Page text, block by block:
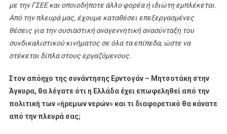
με την ΓΣΕΕ και οποιοδήποτε άλλο φορέα ή ιδιώτη εμπλέκεται.
Από την πλευρά μας, έχουμε καταθέσει επεξεργασμένες
θέσεις για την ουσιαστική αναγεννητική ανασύνταξη του
συνδικαλιστικού κινήματος σε όλα τα επίπεδα, ώστε να
στέκεται δίπλα στους εργαζόμενους.
Στον απόηχο της συνάντησης Ερντογάν – Μητσοτάκη στην
Άγκυρα, θα λέγατε ότι η Ελλάδα έχει επωφεληθεί από την
πολιτική των «ήρεμων νερών» και τι διαφορετικό θα κάνατε
από την πλευρά σας;